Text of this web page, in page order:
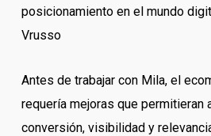
posicionamiento en el mundo
Vrusso
Antes de trabajar con Mila, el
requería mejoras que permitieran
conversión, visibilidad y